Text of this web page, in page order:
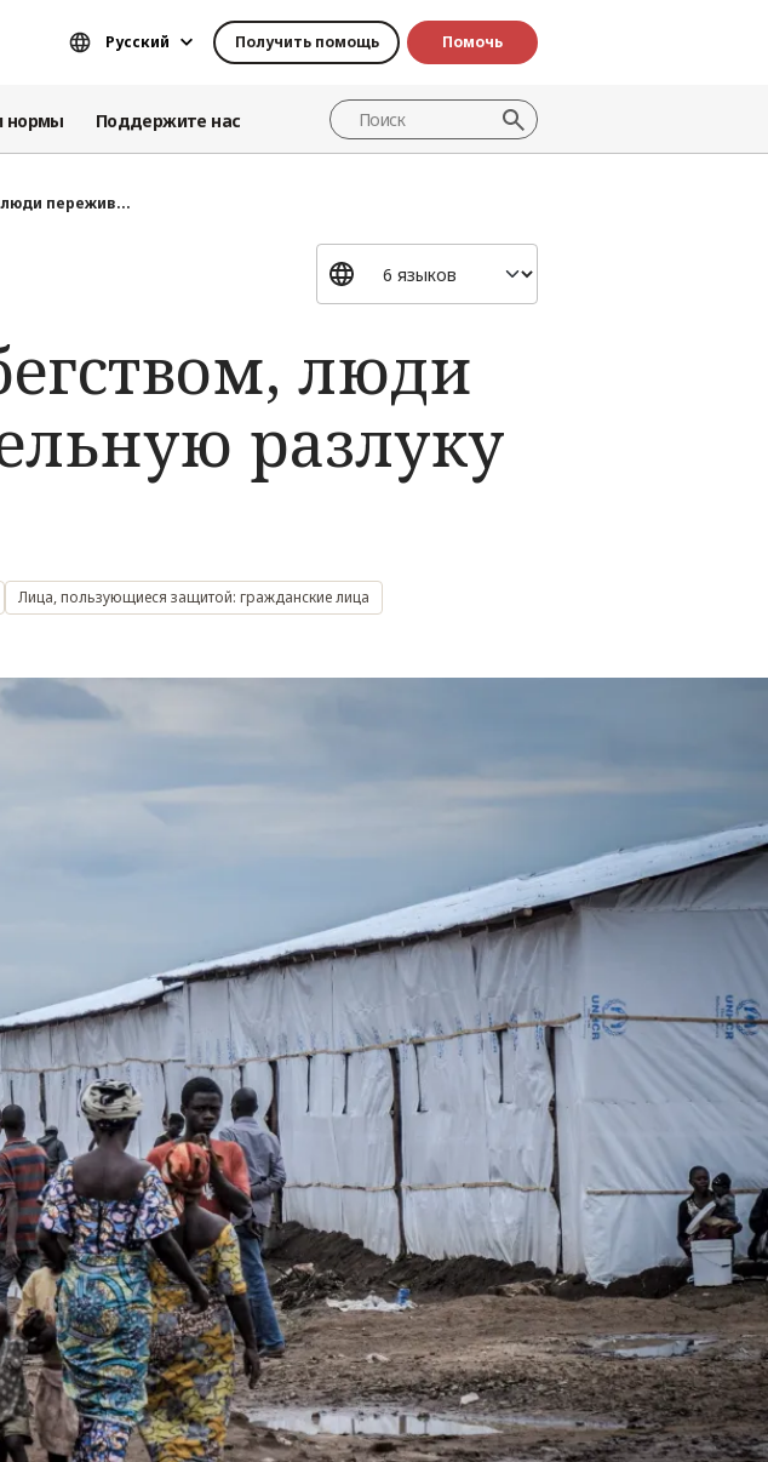
Русский Получить помощь Помочь
нормы Поддержите нас
люди пережив...
люди
разлуку
Лица, пользующиеся защитой: гражданские лица